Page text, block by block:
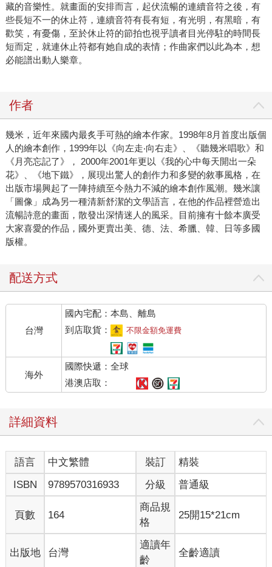
藏的音樂性。就畫面的安排而言，起伏流暢的連續音符之後，有
些長短不一的休止符，連續音符有長有短，有光明，有黑暗，有
歡笑，有憂傷，至於休止符的節拍也視乎讀者目光停駐的時間長
短而定，就連休止符都有她自成的表情；作曲家們以此為本，想
必能譜出動人樂章。
作者
幾米，近年來國內最炙手可熱的繪本作家。1998年8月首度出版個
人的繪本創作，1999年以《向左走‧向右走》、《聽幾米唱歌》和
《月亮忘記了》， 2000年2001年更以《我的心中每天開出一朵
花》、《地下鐵》，展現出驚人的創作力和多變的敘事風格，在
出版市場興起了一陣持續至今熱力不減的繪本創作風潮。幾米讓
「圖像」成為另一種清新舒潔的文學語言，在他的作品裡營造出
流暢詩意的畫面，散發出深情迷人的風采。目前擁有十餘本廣受
大家喜愛的作品，國外更賣出美、德、法、希臘、韓、日等多國
版權。
配送方式
台灣
國內宅配：本島、離島
到店取貨：
不限金額免運費
海外
國際快遞：全球
港澳店取：
詳細資料
語言 中文繁體 裝訂
精裝
ISBN
9789570316933 分級 普通級
頁數 164
商品規
格
25開15*21cm
出版地 台灣
適讀年
齡
全齡適讀